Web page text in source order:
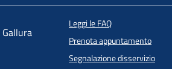
Leggi le FAQ
Prenota appuntamento
Segnalazione disservizio